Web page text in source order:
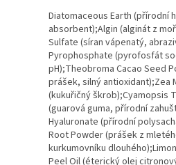
Diatomaceous Earth (přírodní
absorbent);Algin (alginát z
Sulfate (síran vápenatý,
Pyrophosphate (pyrofosfát
pH);Theobroma Cacao Seed
prášek, silný antioxidant);Zea
(kukuřičný škrob);Cyamopsis
(guarová guma, přírodní
Hyaluronate (přírodní
Root Powder (prášek z
kurkumovníku
Peel Oil (éterický olej